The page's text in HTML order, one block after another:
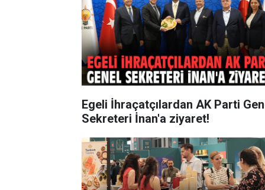
Egeli İhraçatçılardan AK Parti
Sekreteri İnan'a ziyaret!